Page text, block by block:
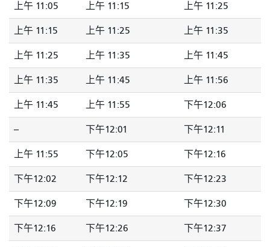
上午 11:05 上午 11:15 上午 11:25
上午 11:15 上午 11:25 上午 11:35
上午 11:25 上午 11:35 上午 11:45
上午 11:35 上午 11:45 上午 11:56
上午 11:45 上午 11:55 下午12:06
-- 下午12:01 下午12:11
上午 11:55 下午12:05 下午12:16
下午12:02 下午12:12 下午12:23
下午12:09 下午12:19 下午12:30
下午12:16 下午12:26 下午12:37